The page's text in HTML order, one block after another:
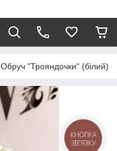
Обруч "Трояндочки" (білий)
КНОПКА
ЗВ'ЯЗКУ